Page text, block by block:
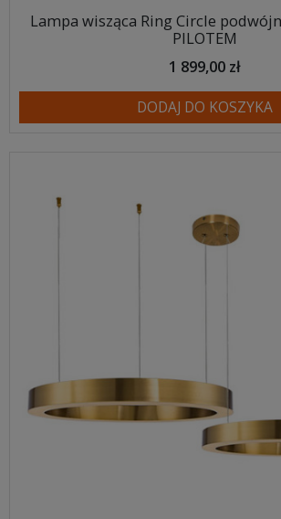
Lampa wisząca Ring Circle
PILOTEM
1 899,00 zł
DODAJ DO KOSZYKA